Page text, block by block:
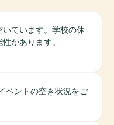
ています。学校の休
があります。
ベントの空き状況をご